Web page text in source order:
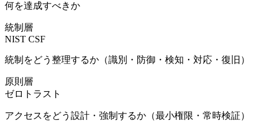
何を達成すべきか
統制層
NIST CSF
統制をどう整理するか（識別・防御・検知・対応・復旧）
原則層
ゼロトラスト
アクセスをどう設計・強制するか（最小権限・常時検証）